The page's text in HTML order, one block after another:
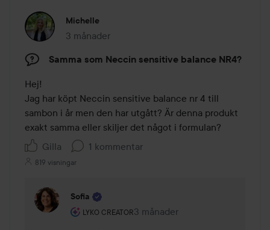
Michelle
3 månader
Inlägget skapades 3 månader
Samma som Neccin sensitive balance NR4?
Hej!
Jag har köpt Neccin sensitive balance nr 4 till
sambon i år men den har utgått? Är denna produkt
exakt samma eller skiljer det något i formulan?
Gilla
1 kommentar
819 visningar
Sofia
LYKO CREATOR
Användarens roll: Lyko Creator.
3 månader
Kommentaren lades 3 månader